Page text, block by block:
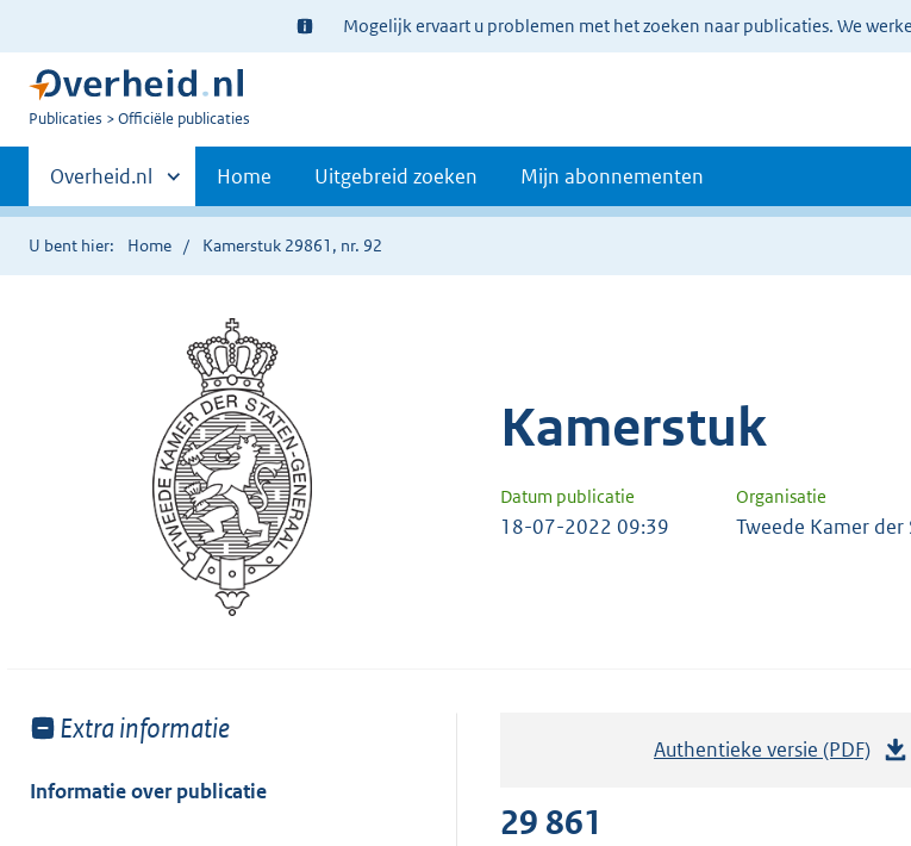
Ter
informatie:
Mogelijk ervaart u problemen met het zoeken naar publicaties. We
U
Publicaties Officiële publicaties
Primaire
navigatie
Andere
sites
binnen
Overheid.nl Home Uitgebreid zoeken Mijn abonnementen
U bent hier: Home Kamerstuk 29861, nr. 92
Kamerstuk
Datum publicatie Organisatie
18-07-2022 09:39 Tweede Kamer
Toon
van:
Extra informatie
Informatie over publicatie
Authentieke versie (PDF)
29 861